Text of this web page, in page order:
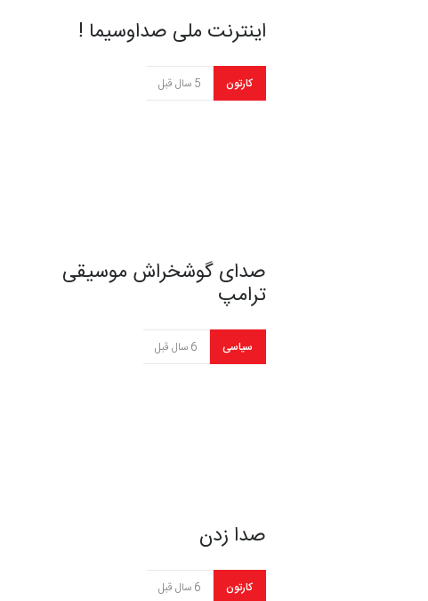
اینترنت ملی صداوسیما !
کارتون 5 سال قبل
صدای گوشخراش موسیقی
ترامپ
سیاسی 6 سال قبل
صدا زدن
کارتون 6 سال قبل